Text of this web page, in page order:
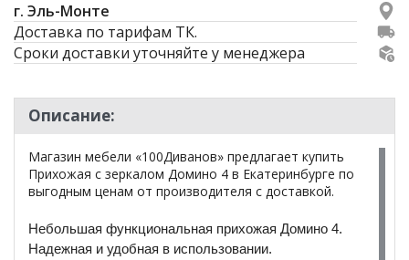
г. Эль-Монте
Доставка по тарифам ТК.
Сроки доставки уточняйте у менеджера
Описание:
Магазин мебели «100Диванов» предлагает купить
Прихожая с зеркалом Домино 4 в Екатеринбурге по
выгодным ценам от производителя с доставкой.
Небольшая функциональная прихожая Домино 4.
Надежная и удобная в использовании.